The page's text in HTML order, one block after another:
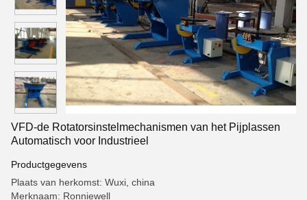
VFD-de Rotatorsinstelmechanismen van het Pijplassen
Automatisch voor Industrieel
Productgegevens
Plaats van herkomst: Wuxi, china
Merknaam: Ronniewell